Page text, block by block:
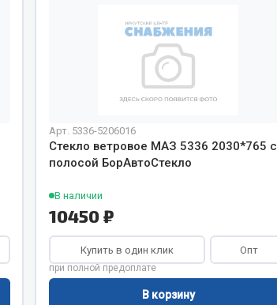
Весь раздел
Запчасти ЯМЗ
Система питания
Система выпуска газа
Коробка передач
Рулевое управление
Тормозная система
Показать ещё
Арт. 5336-5206016
Стекло ветровое МАЗ 5336 2030*765 с
полосой БорАвтоСтекло
В наличии
10450 ₽
Купить в один клик Опт
при полной предоплате
В корзину